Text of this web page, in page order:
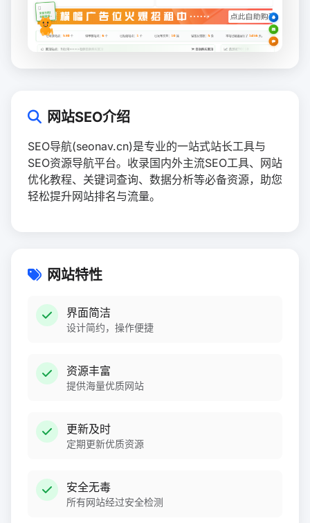
网站SEO介绍
SEO导航(seonav.cn)是专业的一站式站长工具与
SEO资源导航平台。收录国内外主流SEO工具、网站
优化教程、关键词查询、数据分析等必备资源，助您
轻松提升网站排名与流量。
网站特性
界面简洁
设计简约，操作便捷
资源丰富
提供海量优质网站
更新及时
定期更新优质资源
安全无毒
所有网站经过安全检测